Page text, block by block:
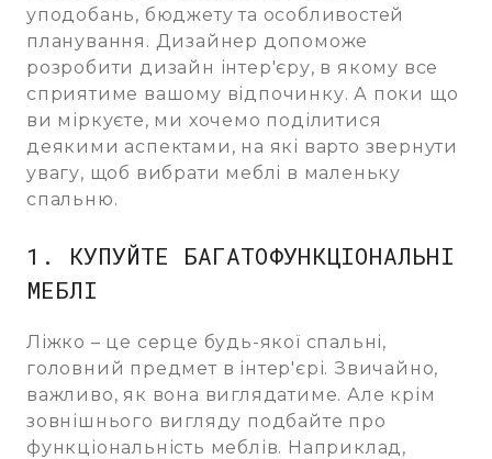
уподобань, бюджету та особливостей
планування. Дизайнер допоможе
розробити дизайн інтер'єру, в якому все
сприятиме вашому відпочинку. А поки що
ви міркуєте, ми хочемо поділитися
деякими аспектами, на які варто звернути
увагу, щоб вибрати меблі в маленьку
спальню.
1. КУПУЙТЕ БАГАТОФУНКЦІОНАЛЬНІ
МЕБЛІ
Ліжко – це серце будь-якої спальні,
головний предмет в інтер'єрі. Звичайно,
важливо, як вона виглядатиме. Але крім
зовнішнього вигляду подбайте про
функціональність меблів. Наприклад,